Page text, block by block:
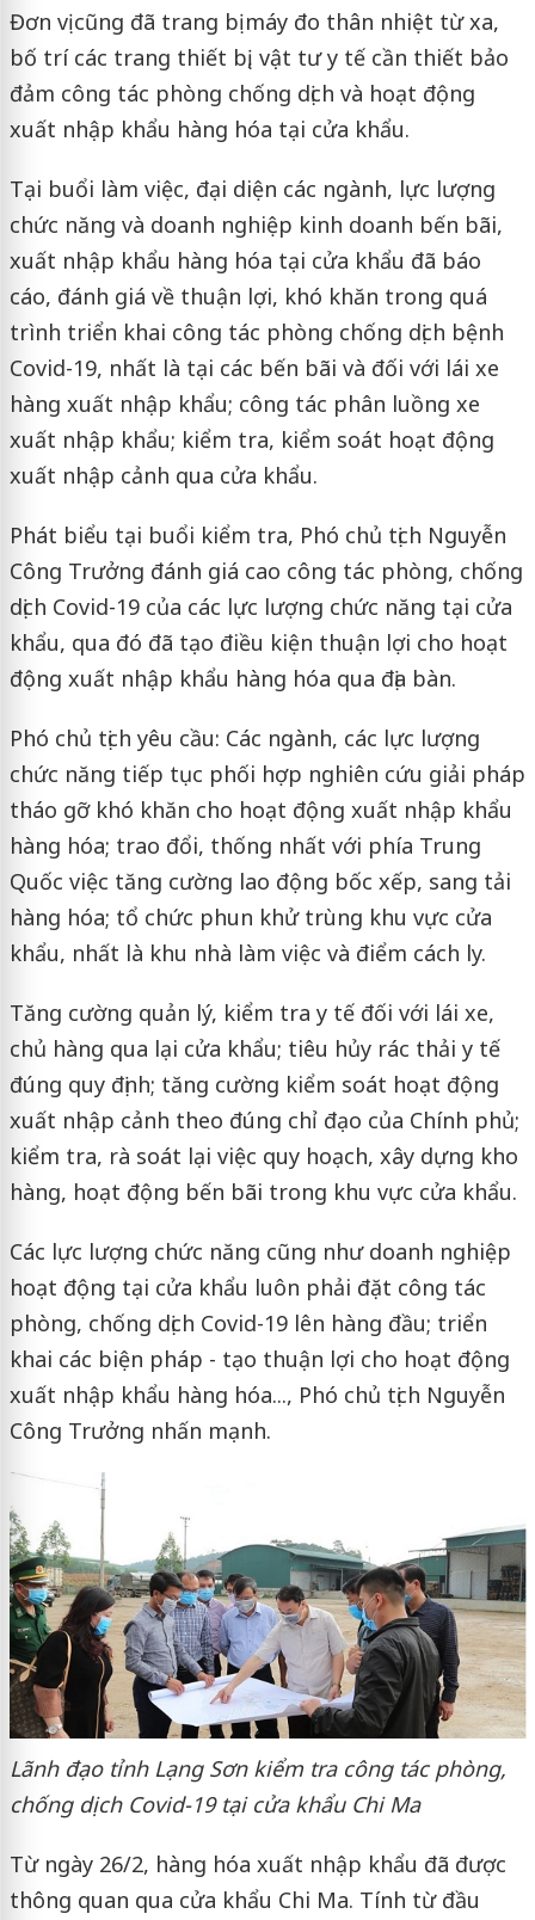
Đơn vị cũng đã trang bị máy đo thân nhiệt từ xa,
bố trí các trang thiết bị, vật tư y tế cần thiết bảo
đảm công tác phòng chống dịch và hoạt động
xuất nhập khẩu hàng hóa tại cửa khẩu.
Tại buổi làm việc, đại diện các ngành, lực lượng
chức năng và doanh nghiệp kinh doanh bến bãi,
xuất nhập khẩu hàng hóa tại cửa khẩu đã báo
cáo, đánh giá về thuận lợi, khó khăn trong quá
trình triển khai công tác phòng chống dịch bệnh
Covid-19, nhất là tại các bến bãi và đối với lái xe
hàng xuất nhập khẩu; công tác phân luồng xe
xuất nhập khẩu; kiểm tra, kiểm soát hoạt động
xuất nhập cảnh qua cửa khẩu.
Phát biểu tại buổi kiểm tra, Phó chủ tịch Nguyễn
Công Trưởng đánh giá cao công tác phòng, chống
dịch Covid-19 của các lực lượng chức năng tại cửa
khẩu, qua đó đã tạo điều kiện thuận lợi cho hoạt
động xuất nhập khẩu hàng hóa qua địa bàn.
Phó chủ tịch yêu cầu: Các ngành, các lực lượng
chức năng tiếp tục phối hợp nghiên cứu giải pháp
tháo gỡ khó khăn cho hoạt động xuất nhập khẩu
hàng hóa; trao đổi, thống nhất với phía Trung
Quốc việc tăng cường lao động bốc xếp, sang tải
hàng hóa; tổ chức phun khử trùng khu vực cửa
khẩu, nhất là khu nhà làm việc và điểm cách ly.
Tăng cường quản lý, kiểm tra y tế đối với lái xe,
chủ hàng qua lại cửa khẩu; tiêu hủy rác thải y tế
đúng quy định; tăng cường kiểm soát hoạt động
xuất nhập cảnh theo đúng chỉ đạo của Chính phủ;
kiểm tra, rà soát lại việc quy hoạch, xây dựng kho
hàng, hoạt động bến bãi trong khu vực cửa khẩu.
Các lực lượng chức năng cũng như doanh nghiệp
hoạt động tại cửa khẩu luôn phải đặt công tác
phòng, chống dịch Covid-19 lên hàng đầu; triển
khai các biện pháp - tạo thuận lợi cho hoạt động
xuất nhập khẩu hàng hóa..., Phó chủ tịch Nguyễn
Công Trưởng nhấn mạnh.
Lãnh đạo tỉnh Lạng Sơn kiểm tra công tác phòng,
chống dịch Covid-19 tại cửa khẩu Chi Ma
Từ ngày 26/2, hàng hóa xuất nhập khẩu đã được
thông quan qua cửa khẩu Chi Ma. Tính từ đầu